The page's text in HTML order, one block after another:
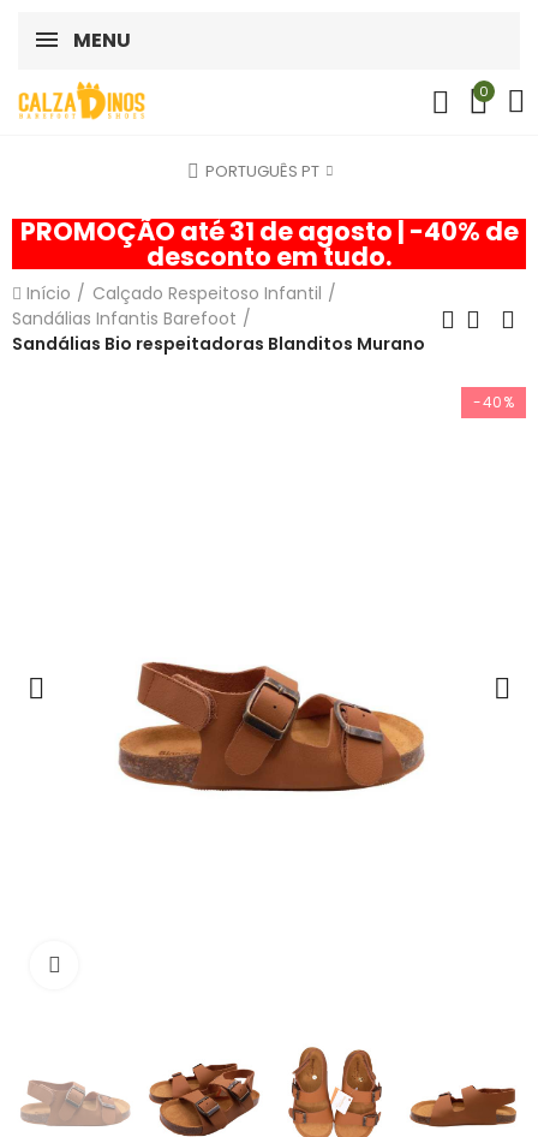
MENU
0
PORTUGUÊS PT
PROMOÇÃO até 31 de agosto | -40% de
desconto em tudo.
Início
Calçado Respeitoso Infantil
Sandálias Infantis Barefoot
Sandálias Bio respeitadoras Blanditos Murano
-40%